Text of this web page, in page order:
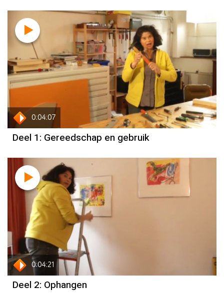
0:04:07
Deel 1: Gereedschap en gebruik
0:04:21
Deel 2: Ophangen